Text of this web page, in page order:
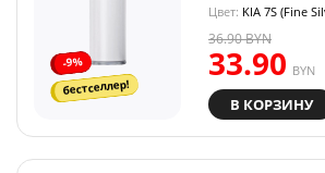
-9%
бестселлер!
Цвет: KIA 7S (Fine
33.90 BYN
36.90BYN
В КОРЗИНУ